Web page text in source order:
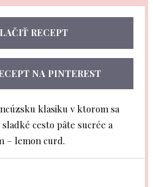
RECEPT
NA PINTEREST
klasiku v ktorom sa
cesto pâte sucrée a
– lemon curd.